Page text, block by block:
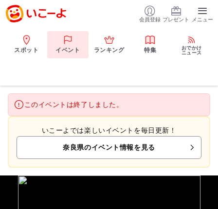
会員登録 プレゼント メニュー
スポット イベント ランキング 特集
おでかけ
ニュース
このイベントは終了しました。
いこーよでは楽しいイベントを毎日更新！
奈良県のイベント情報を見る